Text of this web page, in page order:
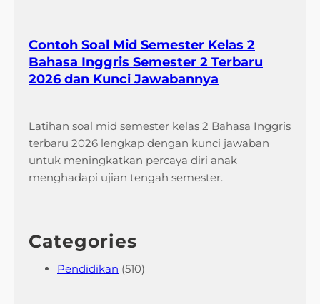
Contoh Soal Mid Semester Kelas 2
Bahasa Inggris Semester 2 Terbaru
2026 dan Kunci Jawabannya
Latihan soal mid semester kelas 2 Bahasa Inggris
terbaru 2026 lengkap dengan kunci jawaban
untuk meningkatkan percaya diri anak
menghadapi ujian tengah semester.
Categories
Pendidikan (510)